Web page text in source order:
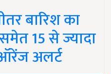
बारिश का
15 से ज्यादा
अलर्ट